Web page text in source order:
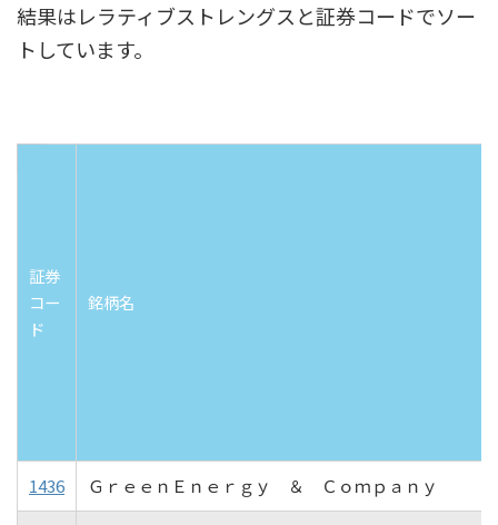
結果はレラティブストレングスと証券コードでソー
トしています。
証券
コー
ド
銘柄名
1436 ＧｒｅｅｎＥｎｅｒｇｙ ＆ Ｃｏｍｐａｎｙ